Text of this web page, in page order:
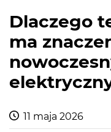
Dlaczego
ma
11 maja 2026